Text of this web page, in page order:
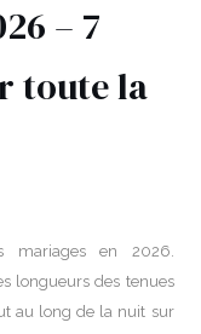
– 7
toute la
mariages en 2026.
longueurs des tenues
au long de la nuit sur